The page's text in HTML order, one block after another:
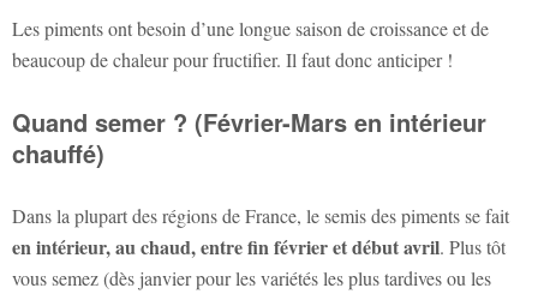
Les piments ont besoin d’une longue saison de croissance et de
beaucoup de chaleur pour fructifier. Il faut donc anticiper !
Quand semer ? (Février-Mars en intérieur
chauffé)
Dans la plupart des régions de France, le semis des piments se fait
en intérieur, au chaud, entre fin février et début avril. Plus tôt
vous semez (dès janvier pour les variétés les plus tardives ou les